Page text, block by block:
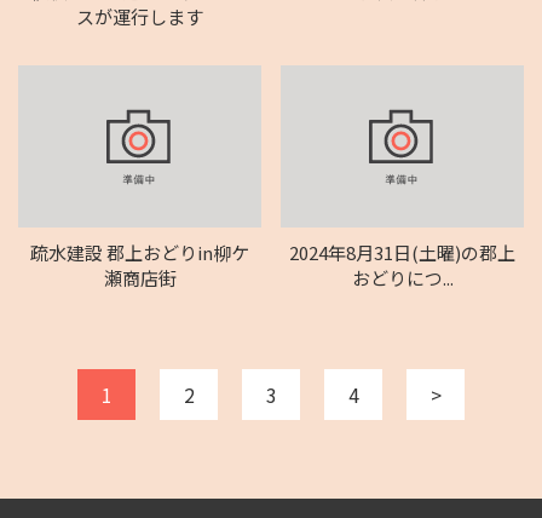
スが運行します
疏水建設 郡上おどりin柳ケ
瀬商店街
2024年8月31日(土曜)の郡上
おどりにつ...
1 2 3 4 >